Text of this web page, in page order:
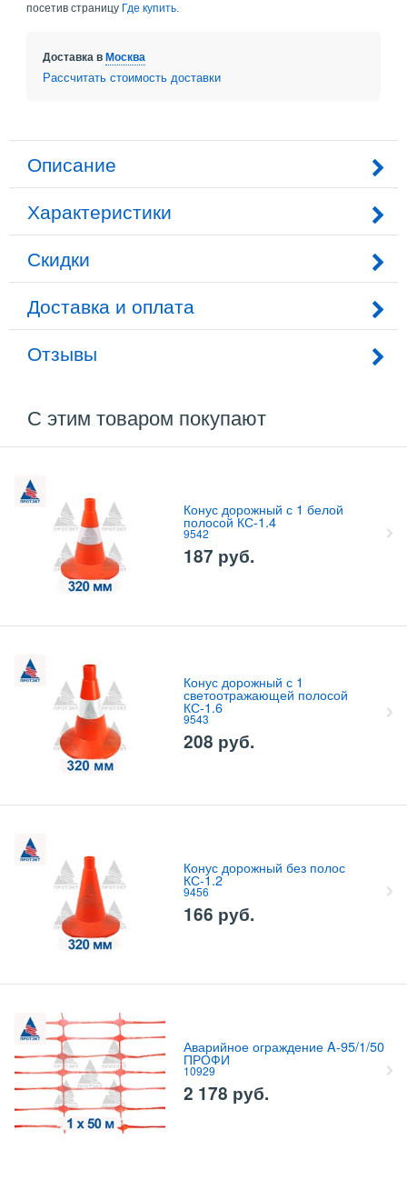
посетив страницу Где купить.
Доставка вМосква
Рассчитать стоимость доставки
Описание
Характеристики
Скидки
Доставка и оплата
Отзывы
С этим товаром покупают
Конус дорожный с 1 белой
полосой КС-1.4
9542
187 руб.
Конус дорожный с 1
светоотражающей полосой
КС-1.6
9543
208 руб.
Конус дорожный без полос
КС-1.2
9456
166 руб.
Аварийное ограждение A-95/1/50
ПРОФИ
10929
2 178 руб.